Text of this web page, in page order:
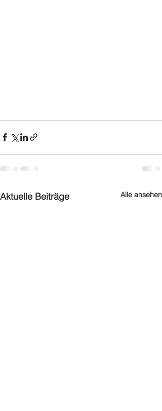
Aktuelle Beiträge Alle ansehen